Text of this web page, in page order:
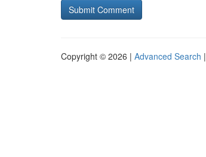
Copyright © 2026 | Advanced Search |